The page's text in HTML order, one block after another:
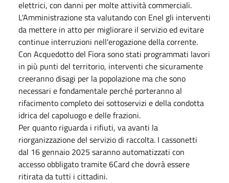
elettrici, con danni per molte attività commerciali.
L'Amministrazione sta valutando con Enel gli interventi
da mettere in atto per migliorare il servizio ed evitare
continue interruzioni nell'erogazione della corrente.
Con Acquedotto del Fiora sono stati programmati lavori
in più punti del territorio, interventi che sicuramente
creeranno disagi per la popolazione ma che sono
necessari e fondamentale perché porteranno al
rifacimento completo dei sottoservizi e della condotta
idrica del capoluogo e delle frazioni.
Per quanto riguarda i rifiuti, va avanti la
riorganizzazione del servizio di raccolta. I cassonetti
dal 16 gennaio 2025 saranno automatizzati con
accesso obbligato tramite 6Card che dovrà essere
ritirata da tutti i cittadini.